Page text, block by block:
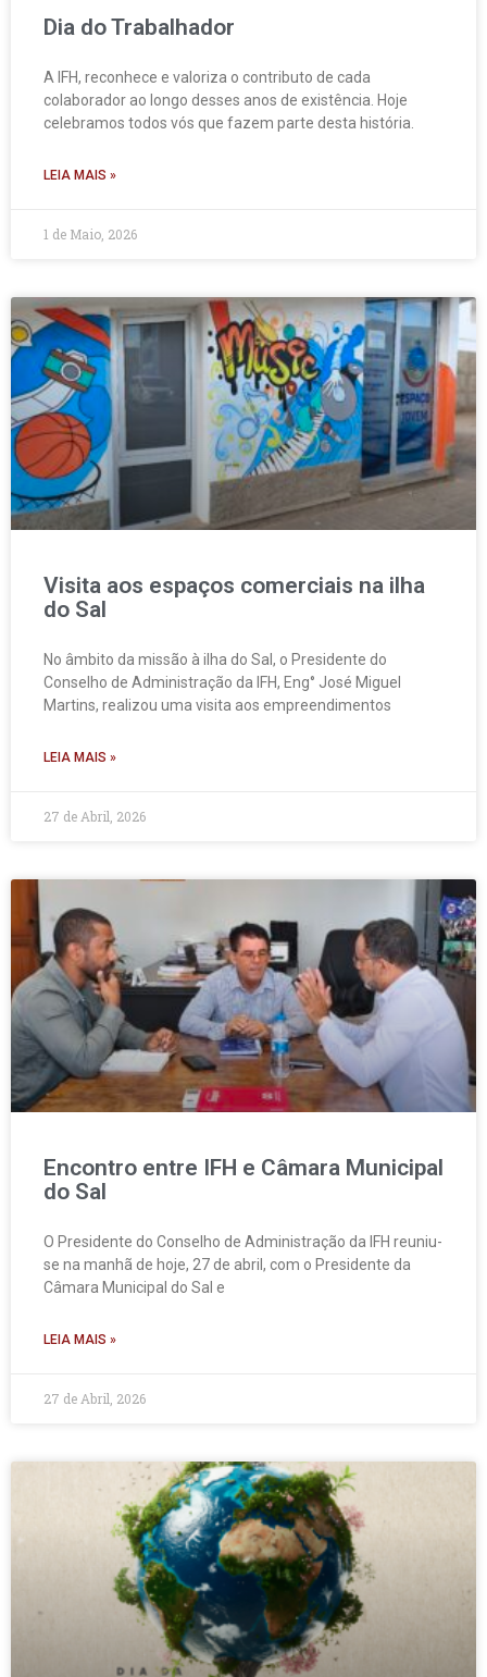
Dia do Trabalhador
A IFH, reconhece e valoriza o contributo de cada
colaborador ao longo desses anos de existência. Hoje
celebramos todos vós que fazem parte desta história.
LEIA MAIS »
1 de Maio, 2026
Visita aos espaços comerciais na ilha
do Sal
No âmbito da missão à ilha do Sal, o Presidente do
Conselho de Administração da IFH, Eng° José Miguel
Martins, realizou uma visita aos empreendimentos
LEIA MAIS »
27 de Abril, 2026
Encontro entre IFH e Câmara Municipal
do Sal
O Presidente do Conselho de Administração da IFH reuniu-
se na manhã de hoje, 27 de abril, com o Presidente da
Câmara Municipal do Sal e
LEIA MAIS »
27 de Abril, 2026